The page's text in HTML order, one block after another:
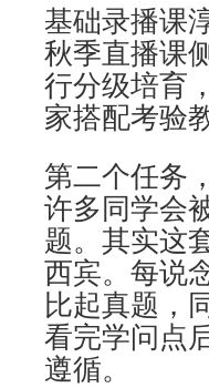
基础录播课
秋季直播课
行分级培育
家搭配考验
第二个任务
许多同学会
题。其实这
西宾。每说
比起真题，
看完学问点
遵循。